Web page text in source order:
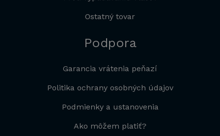
Ostatný tovar
Podpora
Garancia vrátenia peňazí
Politika ochrany osobných údajov
Podmienky a ustanovenia
Ako môžem platiť?